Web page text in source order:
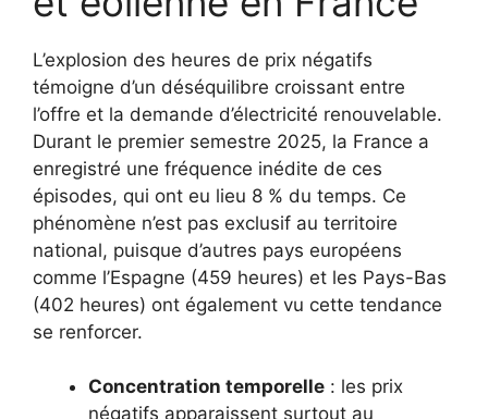
L’explosion des heures de prix négatifs
témoigne d’un déséquilibre croissant entre
l’offre et la demande d’électricité renouvelable.
Durant le premier semestre 2025, la France a
enregistré une fréquence inédite de ces
épisodes, qui ont eu lieu 8 % du temps. Ce
phénomène n’est pas exclusif au territoire
national, puisque d’autres pays européens
comme l’Espagne (459 heures) et les Pays-Bas
(402 heures) ont également vu cette tendance
se renforcer.
Concentration temporelle : les prix
négatifs apparaissent surtout au